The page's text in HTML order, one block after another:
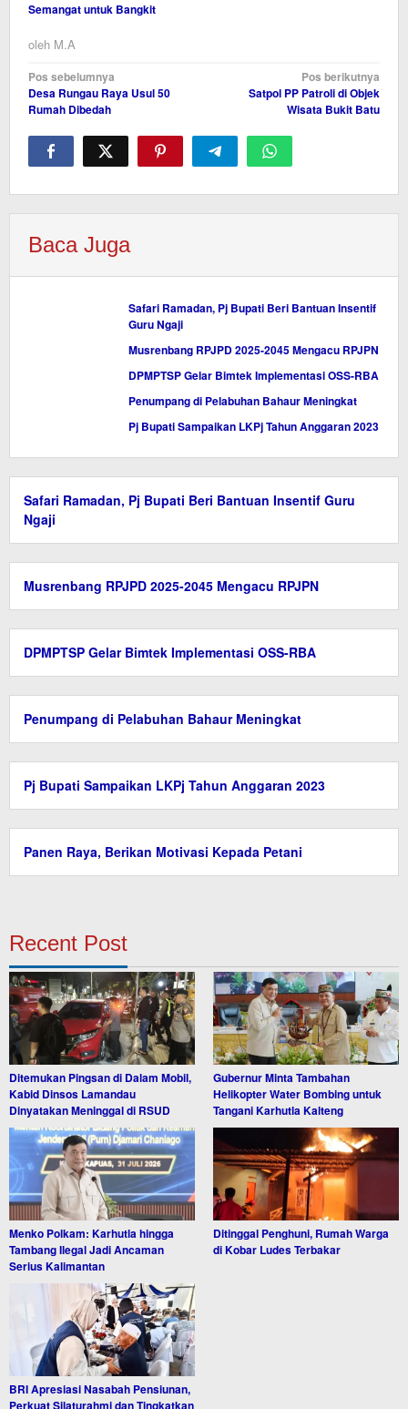
Semangat untuk Bangkit
oleh M.A
Navigasi
pos
Pos sebelumnya
Desa Rungau Raya Usul 50
Rumah Dibedah
Pos berikutnya
Satpol PP Patroli di Objek
Wisata Bukit Batu
Baca Juga
Safari Ramadan, Pj Bupati Beri Bantuan Insentif
Guru Ngaji
Musrenbang RPJPD 2025-2045 Mengacu RPJPN
DPMPTSP Gelar Bimtek Implementasi OSS-RBA
Penumpang di Pelabuhan Bahaur Meningkat
Pj Bupati Sampaikan LKPj Tahun Anggaran 2023
Safari Ramadan, Pj Bupati Beri Bantuan Insentif Guru
Ngaji
Musrenbang RPJPD 2025-2045 Mengacu RPJPN
DPMPTSP Gelar Bimtek Implementasi OSS-RBA
Penumpang di Pelabuhan Bahaur Meningkat
Pj Bupati Sampaikan LKPj Tahun Anggaran 2023
Panen Raya, Berikan Motivasi Kepada Petani
Recent Post
Ditemukan Pingsan di Dalam Mobil,
Kabid Dinsos Lamandau
Dinyatakan Meninggal di RSUD
Gubernur Minta Tambahan
Helikopter Water Bombing untuk
Tangani Karhutla Kalteng
Menko Polkam: Karhutla hingga
Tambang Ilegal Jadi Ancaman
Serius Kalimantan
Ditinggal Penghuni, Rumah Warga
di Kobar Ludes Terbakar
BRI Apresiasi Nasabah Pensiunan,
Perkuat Silaturahmi dan Tingkatkan